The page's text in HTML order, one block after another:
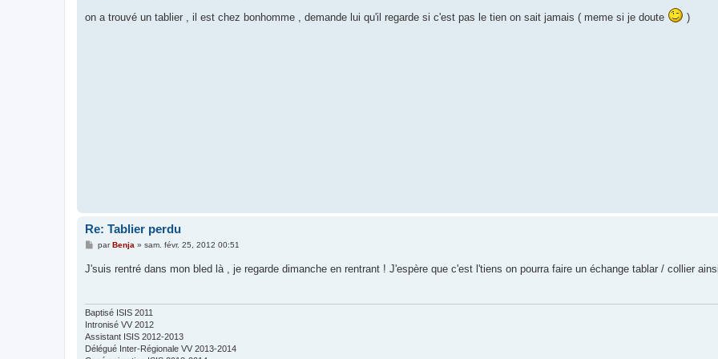
s
on a trouvé un tablier , il est chez bonhomme , demande lui qu'il regarde si c'est pas le tien on sait jamais ( meme si je doute )
Re: Tablier perdu
M
s
parBenja » sam. févr. 25, 2012 00:51
J'suis rentré dans mon bled là , je regarde dimanche en rentrant ! J'espère que c'est l'tiens on pourra faire un échange tablar / collier ainsi
Baptisé ISIS 2011
Intronisé VV 2012
Assistant ISIS 2012-2013
Délégué Inter-Régionale VV 2013-2014